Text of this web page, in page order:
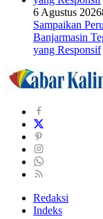
6 Agustus 2026
Sampaikan
Banjarmasin
yang Responsif
Redaksi
Indeks